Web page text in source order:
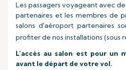
Les passagers voyageant avec
partenaires et les membres de
salons d'aéroport partenaires
profiter de nos installations (sous
L’accès au salon est pour un
avant le départ de votre vol.